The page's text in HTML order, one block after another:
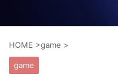
HOME >game >
game